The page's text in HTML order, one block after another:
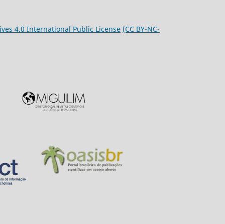
4.0 International Public License (CC BY-NC-